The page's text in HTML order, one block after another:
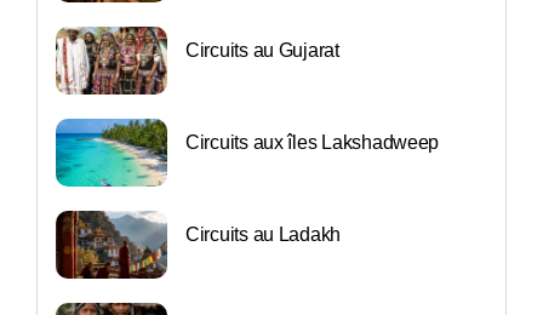
Circuits au Gujarat
Circuits aux îles Lakshadweep
Circuits au Ladakh